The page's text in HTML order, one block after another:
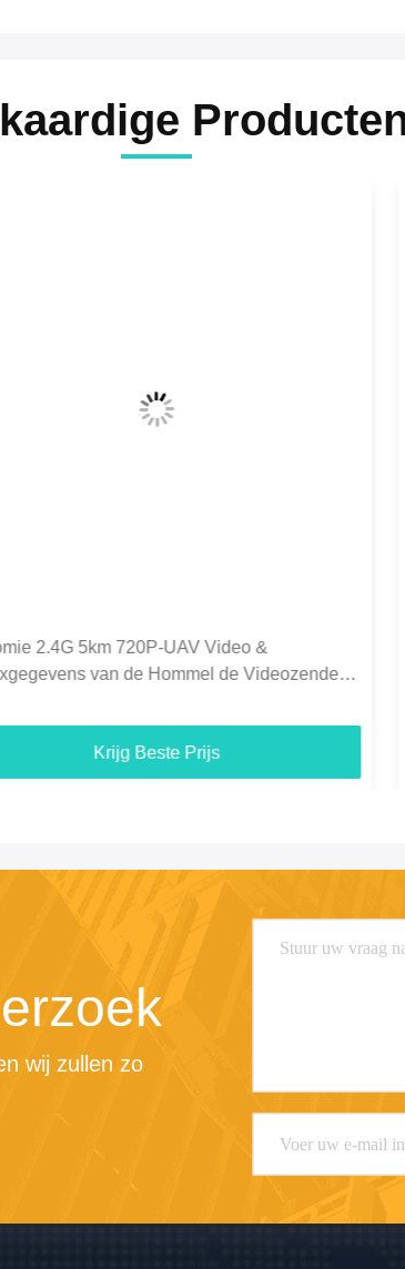
40-70km Mavlink 2.4GHz COFDM UAV
Transmitter Ultra langeafstand UP/Downlink
Krijg Beste Prijs
wij zullen zo